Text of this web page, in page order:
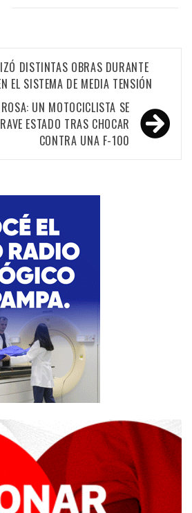
DISTINTAS OBRAS DURANTE
EL SISTEMA DE MEDIA TENSIÓN
UN MOTOCICLISTA SE
ESTADO TRAS CHOCAR
CONTRA UNA F-100